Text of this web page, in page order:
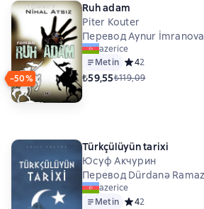
−50%
Ruh adam
Piter Kouter
Перевод Aynur İmranova
azerice
Metin Средний рейтинг
42
₺59,55₺119,09
Türkçülüyün tarixi
Юсуф Акчурин
Перевод Dürdanə
azerice
Metin Средний рейтинг
42